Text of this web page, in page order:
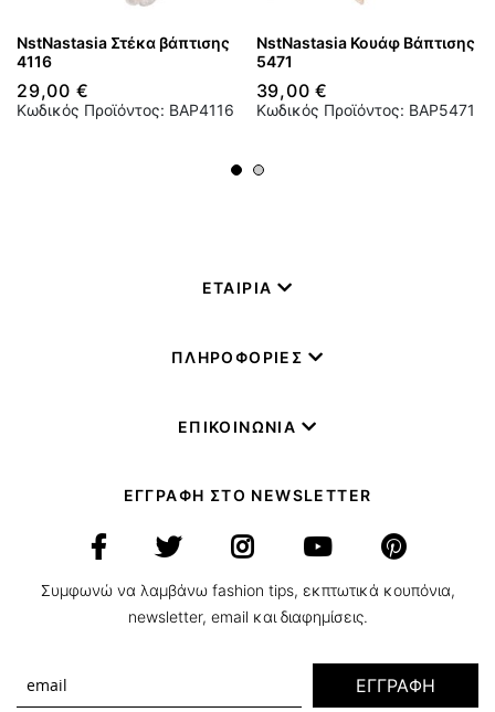
NstNastasia Στέκα βάπτισης
4116
29,00 €
Κωδικός Προϊόντος: BAP4116
NstNastasia Κουάφ Βάπτισης
5471
39,00 €
Κωδικός Προϊόντος: BAP5471
ΕΤΑΙΡΙΑ
ΠΛΗΡΟΦΟΡΙΕΣ
ΕΠΙΚΟΙΝΩΝΙΑ
ΕΓΓΡΑΦΗ ΣΤΟ NEWSLETTER
Συμφωνώ να λαμβάνω fashion tips, εκπτωτικά κουπόνια,
newsletter, email και διαφημίσεις.
ΕΓΓΡΑΦΗ